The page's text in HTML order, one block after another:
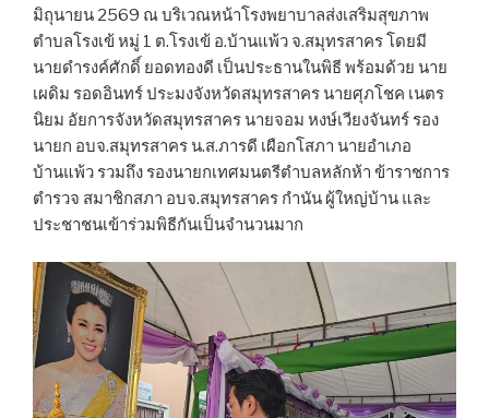
มิถุนายน 2569 ณ บริเวณหน้าโรงพยาบาลส่งเสริมสุขภาพ
ตำบลโรงเข้ หมู่ 1 ต.โรงเข้ อ.บ้านแพ้ว จ.สมุทรสาคร โดยมี
นายดํารงค์ศักดิ์ ยอดทองดี เป็นประธานในพิธี พร้อมด้วย นาย
เผดิม รอดอินทร์ ประมงจังหวัดสมุทรสาคร นายศุภโชค เนตร
นิยม อัยการจังหวัดสมุทรสาคร นายจอม หงษ์เวียงจันทร์ รอง
นายก อบจ.สมุทรสาคร น.ส.ภารดี เผือกโสภา นายอำเภอ
บ้านแพ้ว รวมถึง รองนายกเทศมนตรีตำบลหลักห้า ข้าราชการ
ตำรวจ สมาชิกสภา อบจ.สมุทรสาคร กำนัน ผู้ใหญ่บ้าน และ
ประชาชนเข้าร่วมพิธีกันเป็นจำนวนมาก